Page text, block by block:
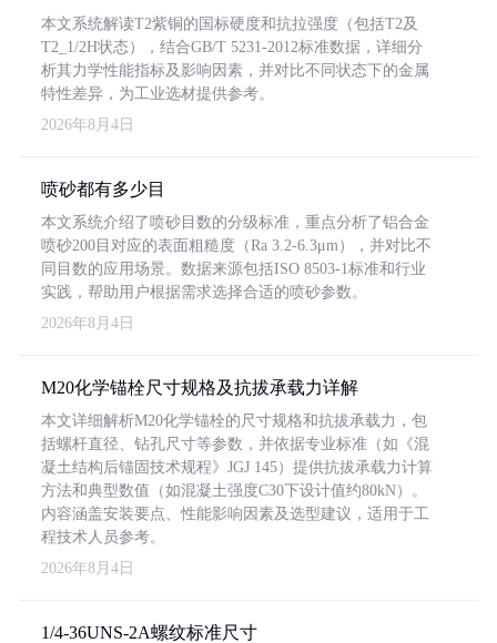
本文系统解读T2紫铜的国标硬度和抗拉强度（包括T2及
T2_1/2H状态），结合GB/T 5231-2012标准数据，详细分
析其力学性能指标及影响因素，并对比不同状态下的金属
特性差异，为工业选材提供参考。
2026年8月4日
喷砂都有多少目
本文系统介绍了喷砂目数的分级标准，重点分析了铝合金
喷砂200目对应的表面粗糙度（Ra 3.2-6.3μm），并对比不
同目数的应用场景。数据来源包括ISO 8503-1标准和行业
实践，帮助用户根据需求选择合适的喷砂参数。
2026年8月4日
M20化学锚栓尺寸规格及抗拔承载力详解
本文详细解析M20化学锚栓的尺寸规格和抗拔承载力，包
括螺杆直径、钻孔尺寸等参数，并依据专业标准（如《混
凝土结构后锚固技术规程》JGJ 145）提供抗拔承载力计算
方法和典型数值（如混凝土强度C30下设计值约80kN）。
内容涵盖安装要点、性能影响因素及选型建议，适用于工
程技术人员参考。
2026年8月4日
1/4-36UNS-2A螺纹标准尺寸